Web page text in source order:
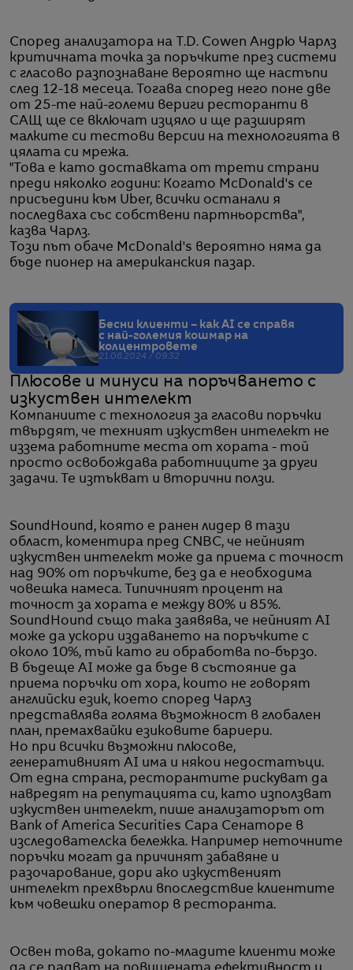
Според анализатора на T.D. Cowen Андрю Чарлз
критичната точка за поръчките през системи
с гласово разпознаване вероятно ще настъпи
след 12-18 месеца. Тогава според него поне две
от 25-те най-големи вериги ресторанти в
САЩ ще се включат изцяло и ще разширят
малките си тестови версии на технологията в
цялата си мрежа.
"Това е като доставката от трети страни
преди няколко години: Когато McDonald's се
присъедини към Uber, всички останали я
последваха със собствени партньорства",
казва Чарлз.
Този път обаче McDonald's вероятно няма да
бъде пионер на американския пазар.
Бесни клиенти – как AI се справя
с най-големия кошмар на
колцентровете
21.06.2024 / 09:32
Плюсове и минуси на поръчването с
изкуствен интелект
Компаниите с технология за гласови поръчки
твърдят, че техният изкуствен интелект не
иззема работните места от хората - той
просто освобождава работниците за други
задачи. Те изтъкват и вторични ползи.
SoundHound, която е ранен лидер в тази
област, коментира пред CNBC, че нейният
изкуствен интелект може да приема с точност
над 90% от поръчките, без да е необходима
човешка намеса. Типичният процент на
точност за хората е между 80% и 85%.
SoundHound също така заявява, че нейният AI
може да ускори издаването на поръчките с
около 10%, тъй като ги обработва по-бързо.
В бъдеще AI може да бъде в състояние да
приема поръчки от хора, които не говорят
английски език, което според Чарлз
представлява голяма възможност в глобален
план, премахвайки езиковите бариери.
Но при всички възможни плюсове,
генеративният AI има и някои недостатъци.
От една страна, ресторантите рискуват да
навредят на репутацията си, като използват
изкуствен интелект, пише анализаторът от
Bank of America Securities Сара Сенаторе в
изследователска бележка. Например неточните
поръчки могат да причинят забавяне и
разочарование, дори ако изкуственият
интелект прехвърли впоследствие клиентите
към човешки оператор в ресторанта.
Освен това, докато по-младите клиенти може